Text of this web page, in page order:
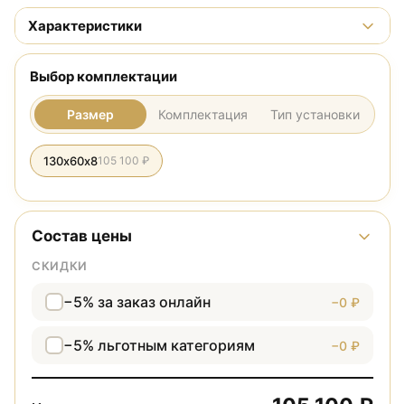
Характеристики
Выбор комплектации
Размер Комплектация Тип установки
130х60х8105 100 ₽
Состав цены
СКИДКИ
−5% за заказ онлайн −0 ₽
−5% льготным категориям −0 ₽